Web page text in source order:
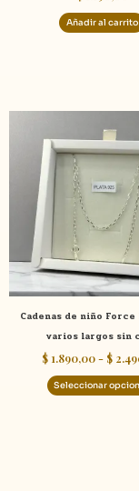
Añadir al carrito
Cadenas de niño Force
varios largos sin
$ 1.890,00- $
Seleccionar